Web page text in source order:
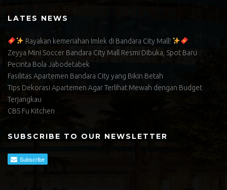
LATES NEWS
Rayakan kemeriahan Imlek di Bandara City Mall!
Zeyya Mini Soccer Bandara City Mall Resmi Dibuka, Spot Baru
Pecinta Bola Jabodetabek
Fasilitas Apartemen Bandara City yang Bikin Betah
Tips Dekorasi Apartemen Agar Terlihat Mewah dengan Budget
Terjangkau
CBS Fu Kitchen
SUBSCRIBE TO OUR NEWSLETTER